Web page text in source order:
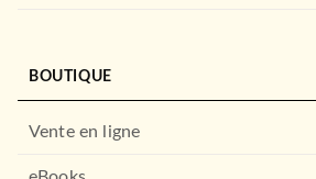
BOUTIQUE
Vente en ligne